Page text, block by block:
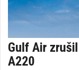
Gulf Air
A220